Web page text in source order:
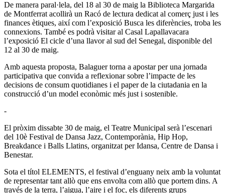
De manera paral·lela, del 18 al 30 de maig la Biblioteca Margarida
de Montferrat acollirà un Racó de lectura dedicat al comerç just i les
finances ètiques, així com l’exposició Busca les diferències, troba les
connexions. També es podrà visitar al Casal Lapallavacara
l’exposició El cicle d’una llavor al sud del Senegal, disponible del
12 al 30 de maig.
Amb aquesta proposta, Balaguer torna a apostar per una jornada
participativa que convida a reflexionar sobre l’impacte de les
decisions de consum quotidianes i el paper de la ciutadania en la
construcció d’un model econòmic més just i sostenible.
-
El pròxim dissabte 30 de maig, el Teatre Municipal serà l’escenari
del 10è Festival de Dansa Jazz, Contemporània, Hip Hop,
Breakdance i Balls Llatins, organitzat per Idansa, Centre de Dansa i
Benestar.
Sota el títol ELEMENTS, el festival d’enguany neix amb la voluntat
de representar tant allò que ens envolta com allò que portem dins. A
través de la terra, l’aigua, l’aire i el foc, els diferents grups